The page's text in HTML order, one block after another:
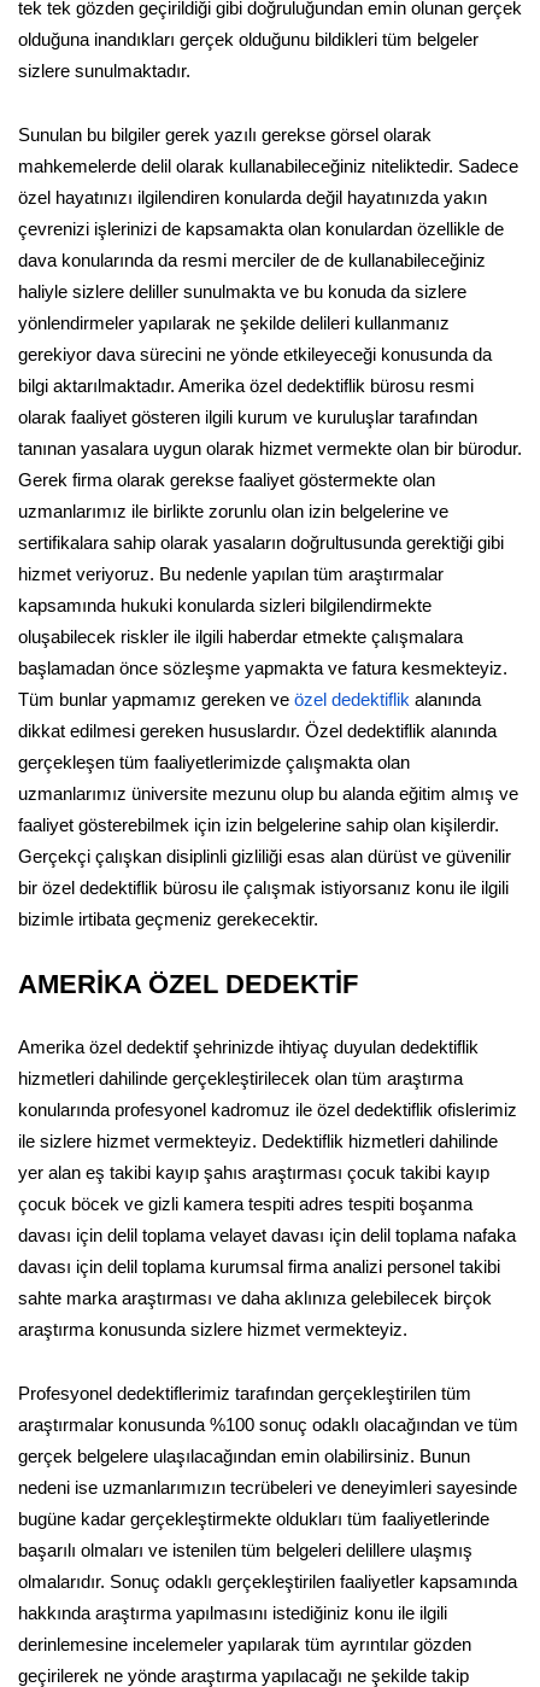
tek tek gözden geçirildiği gibi doğruluğundan emin olunan gerçek
olduğuna inandıkları gerçek olduğunu bildikleri tüm belgeler
sizlere sunulmaktadır.
Sunulan bu bilgiler gerek yazılı gerekse görsel olarak
mahkemelerde delil olarak kullanabileceğiniz niteliktedir. Sadece
özel hayatınızı ilgilendiren konularda değil hayatınızda yakın
çevrenizi işlerinizi de kapsamakta olan konulardan özellikle de
dava konularında da resmi merciler de de kullanabileceğiniz
haliyle sizlere deliller sunulmakta ve bu konuda da sizlere
yönlendirmeler yapılarak ne şekilde delileri kullanmanız
gerekiyor dava sürecini ne yönde etkileyeceği konusunda da
bilgi aktarılmaktadır. Amerika özel dedektiflik bürosu resmi
olarak faaliyet gösteren ilgili kurum ve kuruluşlar tarafından
tanınan yasalara uygun olarak hizmet vermekte olan bir bürodur.
Gerek firma olarak gerekse faaliyet göstermekte olan
uzmanlarımız ile birlikte zorunlu olan izin belgelerine ve
sertifikalara sahip olarak yasaların doğrultusunda gerektiği gibi
hizmet veriyoruz. Bu nedenle yapılan tüm araştırmalar
kapsamında hukuki konularda sizleri bilgilendirmekte
oluşabilecek riskler ile ilgili haberdar etmekte çalışmalara
başlamadan önce sözleşme yapmakta ve fatura kesmekteyiz.
Tüm bunlar yapmamız gereken ve özel dedektiflik alanında
dikkat edilmesi gereken hususlardır. Özel dedektiflik alanında
gerçekleşen tüm faaliyetlerimizde çalışmakta olan
uzmanlarımız üniversite mezunu olup bu alanda eğitim almış ve
faaliyet gösterebilmek için izin belgelerine sahip olan kişilerdir.
Gerçekçi çalışkan disiplinli gizliliği esas alan dürüst ve güvenilir
bir özel dedektiflik bürosu ile çalışmak istiyorsanız konu ile ilgili
bizimle irtibata geçmeniz gerekecektir.
AMERİKA ÖZEL DEDEKTİF
Amerika özel dedektif şehrinizde ihtiyaç duyulan dedektiflik
hizmetleri dahilinde gerçekleştirilecek olan tüm araştırma
konularında profesyonel kadromuz ile özel dedektiflik ofislerimiz
ile sizlere hizmet vermekteyiz. Dedektiflik hizmetleri dahilinde
yer alan eş takibi kayıp şahıs araştırması çocuk takibi kayıp
çocuk böcek ve gizli kamera tespiti adres tespiti boşanma
davası için delil toplama velayet davası için delil toplama nafaka
davası için delil toplama kurumsal firma analizi personel takibi
sahte marka araştırması ve daha aklınıza gelebilecek birçok
araştırma konusunda sizlere hizmet vermekteyiz.
Profesyonel dedektiflerimiz tarafından gerçekleştirilen tüm
araştırmalar konusunda %100 sonuç odaklı olacağından ve tüm
gerçek belgelere ulaşılacağından emin olabilirsiniz. Bunun
nedeni ise uzmanlarımızın tecrübeleri ve deneyimleri sayesinde
bugüne kadar gerçekleştirmekte oldukları tüm faaliyetlerinde
başarılı olmaları ve istenilen tüm belgeleri delillere ulaşmış
olmalarıdır. Sonuç odaklı gerçekleştirilen faaliyetler kapsamında
hakkında araştırma yapılmasını istediğiniz konu ile ilgili
derinlemesine incelemeler yapılarak tüm ayrıntılar gözden
geçirilerek ne yönde araştırma yapılacağı ne şekilde takip